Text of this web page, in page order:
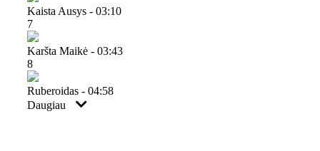
Kaista Ausys - 03:10
7
Karšta Maikė - 03:43
8
Ruberoidas - 04:58
Daugiau